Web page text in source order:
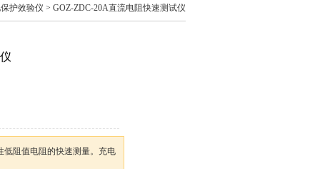
护效验仪 > GOZ-ZDC-20A直流电阻快速测试仪
低阻值电阻的快速测量。充电